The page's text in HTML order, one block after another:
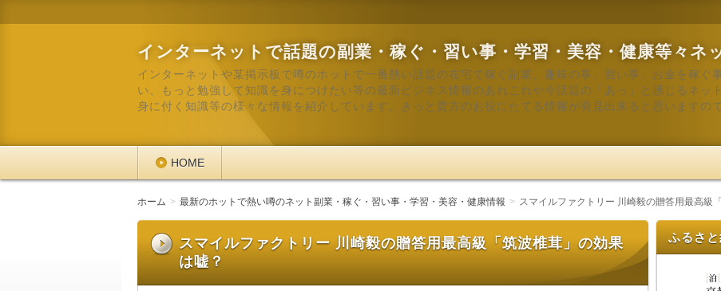
インターネットで話題の副業・稼ぐ・習い事・学習・美容・健康等々ネ
インターネットや某掲示板で噂のホットで一番熱い話題の在宅で稼ぐ副業、趣味の事、習い事、お金を稼ぐ
い、もっと勉強して知識を身につけたい等の最新ビジネス情報のあれこれや今話題の「あっ」と感じるネッ
身に付く知識等の様々な情報を紹介しています。きっと貴方のお役にたてる情報が発見出来ると思いますの
HOME
ホーム 最新のホットで熱い噂のネット副業・稼ぐ・習い事・学習・美容・健康情報 スマイルファクトリー 川崎毅の贈答用最高級
スマイルファクトリー 川崎毅の贈答用最高級「筑波椎茸」の効果
は嘘？
ふるさ